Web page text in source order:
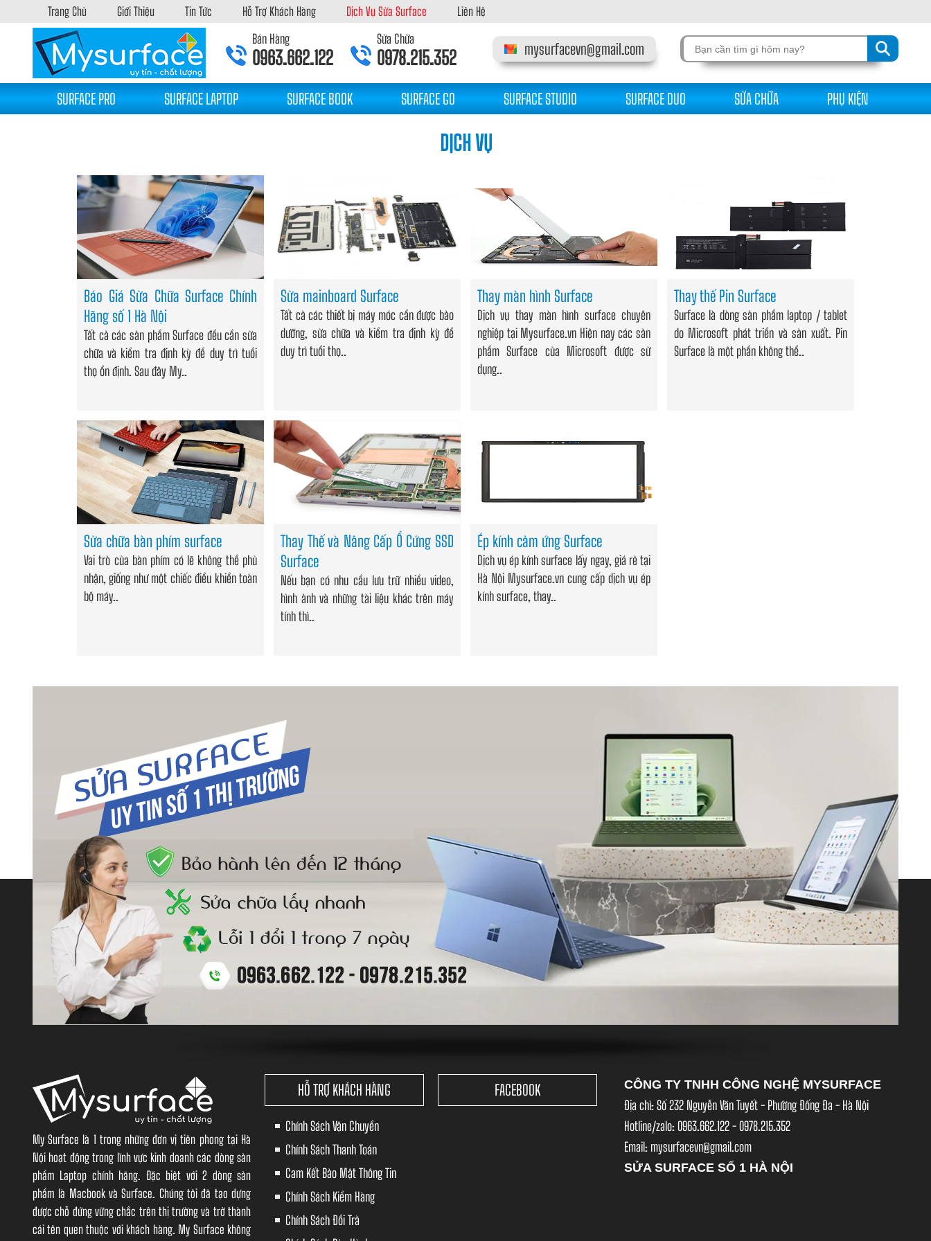
Trang Chủ Giới Thiệu Tin Tức Hỗ Trợ Khách Hàng Dịch Vụ Sửa Surface Liên Hệ
Bán Hàng
0963.662.122
Sửa Chữa
0978.215.352 mysurfacevn@gmail.com
SURFACE PRO SURFACE LAPTOP SURFACE BOOK SURFACE GO SURFACE STUDIO SURFACE DUO SỬA CHỮA PHỤ KIỆN
DỊCH VỤ
Báo Giá Sửa Chữa Surface Chính
Hãng số 1 Hà Nội
Tất cả các sản phẩm Surface đều cần sửa
chữa và kiểm tra định kỳ để duy trì tuổi
thọ ổn định. Sau đây My..
Sửa mainboard Surface
Tất cả các thiết bị máy móc cần được bảo
dưỡng, sửa chữa và kiểm tra định kỳ để
duy trì tuổi thọ..
Thay màn hình Surface
Dịch vụ thay màn hình surface chuyên
nghiệp tại Mysurface.vn Hiện nay các sản
phẩm Surface của Microsoft được sử
dụng..
Thay thế Pin Surface
Surface là dòng sản phẩm laptop / tablet
do Microsoft phát triển và sản xuất. Pin
Surface là một phần không thể..
Sửa chữa bàn phím surface
Vai trò của bàn phím có lẽ không thể phủ
nhận, giống như một chiếc điều khiển toàn
bộ máy..
Thay Thế và Nâng Cấp Ổ Cứng SSD
Surface
Nếu bạn có nhu cầu lưu trữ nhiều video,
hình ảnh và những tài liệu khác trên máy
tính thì..
Ép kính cảm ứng Surface
Dịch vụ ép kính surface lấy ngay, giá rẻ tại
Hà Nội Mysurface.vn cung cấp dịch vụ ép
kính surface, thay..
My Surface là 1 trong những đơn vị tiên phong tại Hà
Nội hoạt động trong lĩnh vực kinh doanh các dòng sản
phẩm Laptop chính hãng. Đặc biệt với 2 dòng sản
phẩm là Macbook và Surface. Chúng tôi đã tạo dựng
được chỗ đứng vững chắc trên thị trường và trở thành
cái tên quen thuộc với khách hàng. My Surface không
HỖ TRỢ KHÁCH HÀNG
Chính Sách Vận Chuyển
Chính Sách Thanh Toán
Cam Kết Bảo Mật Thông Tin
Chính Sách Kiểm Hàng
Chính Sách Đổi Trả
FACEBOOK CÔNG TY TNHH CÔNG NGHỆ MYSURFACE
Địa chỉ: Số 232 Nguyễn Văn Tuyết - Phường Đống Đa - Hà Nội
Hotline/zalo: 0963.662.122 - 0978.215.352
Email: mysurfacevn@gmail.com
SỬA SURFACE SỐ 1 HÀ NỘI